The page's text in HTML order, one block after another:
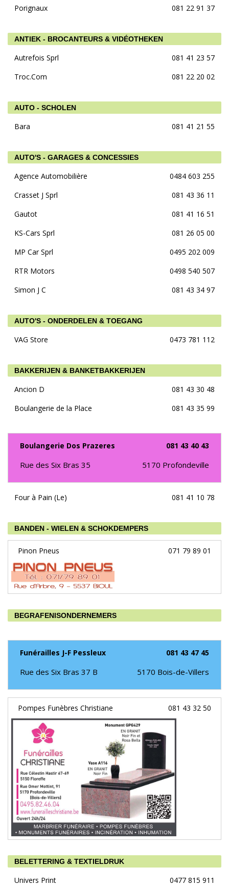
Porignaux
081 22 91 37
ANTIEK - BROCANTEURS & VIDÉOTHEKEN
Autrefois Sprl
081 41 23 57
Troc.Com
081 22 20 02
AUTO - SCHOLEN
Bara 081 41 21 55
AUTO'S - GARAGES & CONCESSIES
Agence Automobilière
0484 603 255
Crasset J Sprl
081 43 36 11
Gautot
081 41 16 51
KS-Cars Sprl
081 26 05 00
MP Car Sprl
0495 202 009
RTR Motors
0498 540 507
Simon J C
081 43 34 97
AUTO'S - ONDERDELEN & TOEGANG
VAG Store 0473 781 112
BAKKERIJEN & BANKETBAKKERIJEN
Ancion D
081 43 30 48
Boulangerie de la Place
081 43 35 99
Boulangerie Dos Prazeres 081 43 40 43
Rue des Six Bras 35 5170 Profondeville
Four à Pain (Le) 081 41 10 78
BANDEN - WIELEN & SCHOKDEMPERS
Pinon Pneus 071 79 89 01
BEGRAFENISONDERNEMERS
Funérailles J-F Pessleux 081 43 47 45
Rue des Six Bras 37 B 5170 Bois-de-Villers
Pompes Funèbres Christiane 081 43 32 50
BELETTERING & TEXTIELDRUK
Univers Print 0477 815 911